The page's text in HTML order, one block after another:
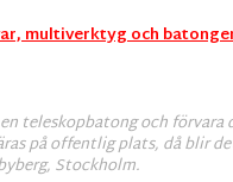
multiverktyg och
teleskopbatong och
på offentlig plats, då blir
Stockholm.